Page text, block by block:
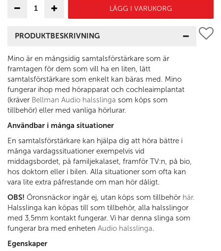
LÄGG I VARUKORG
PRODUKTBESKRIVNING
Mino är en mångsidig samtalsförstärkare som är
framtagen för dem som vill ha en liten, lätt
samtalsförstärkare som enkelt kan bäras med. Mino
fungerar ihop med hörapparat och cochleaimplantat
(kräver Bellman Audio halsslinga som köps som
tillbehör) eller med vanliga hörlurar.
Användbar i många situationer
En samtalsförstärkare kan hjälpa dig att höra bättre i
många vardagssituationer exempelvis vid
middagsbordet, på familjekalaset, framför TV:n, på bio,
hos doktorn eller i bilen. Alla situationer som ofta kan
vara lite extra påfrestande om man hör dåligt.
OBS! Öronsnäckor ingår ej, utan köps som tillbehör här.
Halsslinga kan köpas till som tillbehör, alla halsslingor
med 3,5mm kontakt fungerar. Vi har denna slinga som
fungerar bra med enheten Audio halsslinga.
Egenskaper